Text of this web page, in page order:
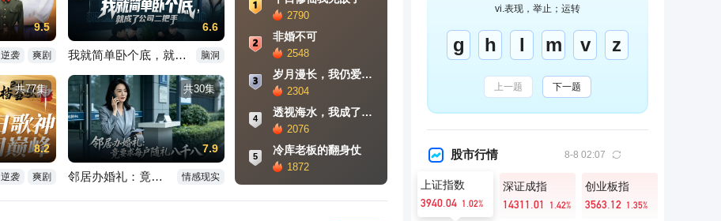
9.5
逆袭 爽剧
6.6
我就简单卧个底，就成了公司二把手 脑洞
共77集
8.2
逆袭 爽剧
共30集
7.9
邻居办婚礼：竟要求每户随礼八千八 情感现实
2790
非婚不可
2548
岁月漫长，我仍爱你如初
2304
4
透视海水，我成了钓鱼之神
2076
5
冷库老板的翻身仗
1872
vi.表现，举止；运转
g h l m v z
上一题 下一题
股市行情 8-8 02:07
上证指数
3940.04 1.02%
深证成指
14311.01
1.42%
创业板指
3563.12 1.35%